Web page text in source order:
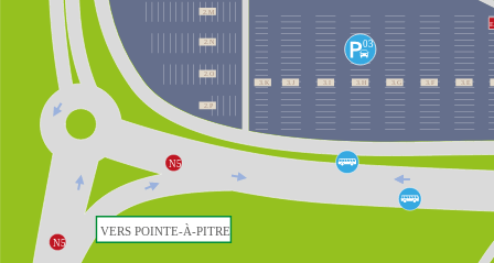
N5
N5
VERS POINTE-À-PITRE
03
3.K 3.J 3.I 3.H 3.G 3.F 3.E
2.M
2.N
2.O
2.P